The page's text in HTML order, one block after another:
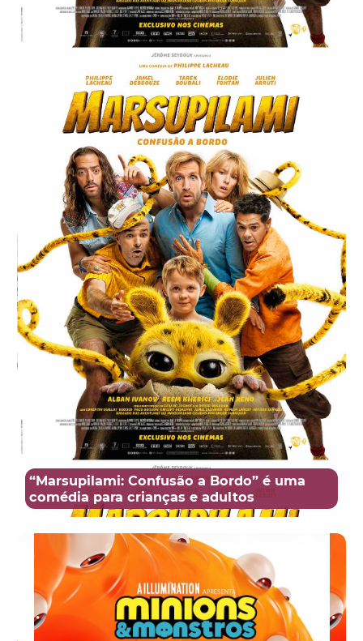
“Marsupilami: Confusão a Bordo” é uma
comédia para crianças e adultos